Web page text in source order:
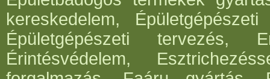
kereskedelem,
Épületgépészeti tervezés,
Érintésvédelem,